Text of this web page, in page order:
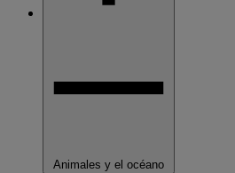
Animales y el océano